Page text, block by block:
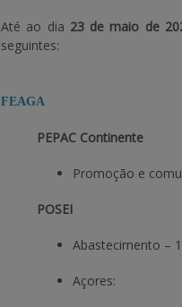
Até ao dia 23 de maio de
seguintes:
FEAGA
PEPAC Continente
Promoção e
POSEI
Abastecimento –
Açores: